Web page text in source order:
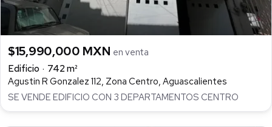
$15,990,000 MXN en venta
Edificio
742 m²
Agustin R Gonzalez 112, Zona Centro, Aguascalientes
SE VENDE EDIFICIO CON 3 DEPARTAMENTOS CENTRO